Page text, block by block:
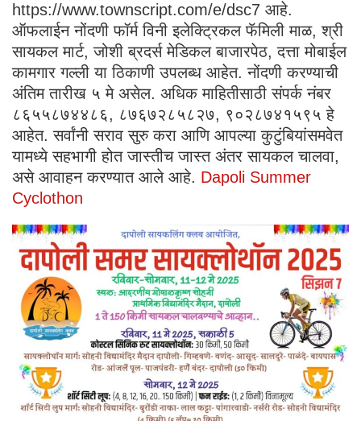
https://www.townscript.com/e/dsc7 आहे.
ऑफलाईन नोंदणी फॉर्म विनी इलेक्ट्रिकल फॅमिली माळ, श्री
सायकल मार्ट, जोशी ब्रदर्स मेडिकल बाजारपेठ, दत्ता मोबाईल
कामगार गल्ली या ठिकाणी उपलब्ध आहेत. नोंदणी करण्याची
अंतिम तारीख ५ मे असेल. अधिक माहितीसाठी संपर्क नंबर
८६५५८७४४८६, ८७६७२८५८२७, ९०२८७४१५९५ हे
आहेत. सर्वांनी सराव सुरु करा आणि आपल्या कुटुंबियांसमवेत
यामध्ये सहभागी होत जास्तीच जास्त अंतर सायकल चालवा,
असे आवाहन करण्यात आले आहे. Dapoli Summer
Cyclothon